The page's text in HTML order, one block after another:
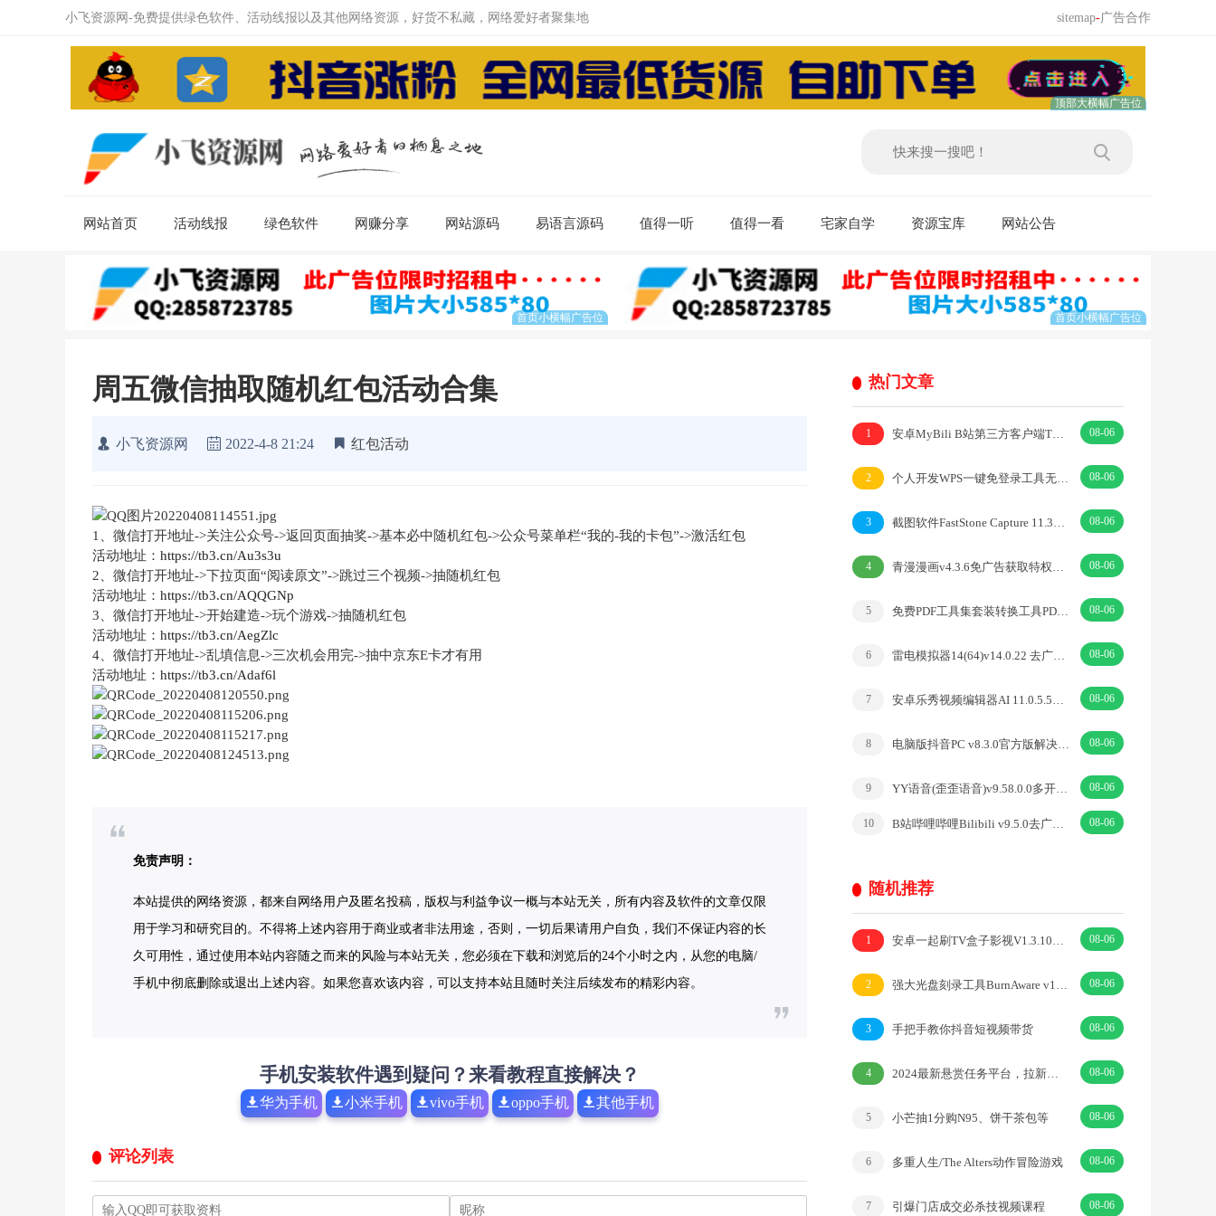
小飞资源网-免费提供绿色软件、活动线报以及其他网络资源，好货不私藏，网络爱好者聚集地 sitemap-广告合作
网站首页 活动线报 绿色软件 网赚分享 网站源码 易语言源码 值得一听 值得一看 宅家自学 资源宝库 网站公告
周五微信抽取随机红包活动合集
小飞资源网 2022-4-8 21:24 红包活动
1、微信打开地址->关注公众号->返回页面抽奖->基本必中随机红包->公众号菜单栏“我的-我的卡包”->激活红包
活动地址： https://tb3.cn/Au3s3u
2、微信打开地址->下拉页面“阅读原文”->跳过三个视频->抽随机红包
活动地址： https://tb3.cn/AQQGNp
3、微信打开地址->开始建造->玩个游戏->抽随机红包
活动地址： https://tb3.cn/AegZlc
4、微信打开地址->乱填信息->三次机会用完->抽中京东E卡才有用
活动地址： https://tb3.cn/Adaf6l
免责声明：
本站提供的网络资源，都来自网络用户及匿名投稿，版权与利益争议一概与本站无关，所有内容及软件的文章仅限
用于学习和研究目的。不得将上述内容用于商业或者非法用途，否则，一切后果请用户自负，我们不保证内容的长
久可用性，通过使用本站内容随之而来的风险与本站无关，您必须在下载和浏览后的24个小时之内，从您的电脑/
手机中彻底删除或退出上述内容。如果您喜欢该内容，可以支持本站且随时关注后续发布的精彩内容。
手机安装软件遇到疑问？来看教程直接解决？
华为手机 小米手机 vivo手机 oppo手机 其他手机
评论列表
热门文章
1 安卓MyBili B站第三方客户端TV版v1.6.9 08-06
2 个人开发WPS一键免登录工具无需登录账号 08-06
3 截图软件FastStone Capture 11.3中文绿色版 08-06
4 青漫漫画v4.3.6免广告获取特权重制修复版 08-06
5 免费PDF工具集套装转换工具PDFgear v2.1.18 08-06
6 雷电模拟器14(64)v14.0.22 去广告绿色纯净版 08-06
7 安卓乐秀视频编辑器AI 11.0.5.5去广告解锁VIP版 08-06
8 电脑版抖音PC v8.3.0官方版解决网页切换烦恼 08-06
9 YY语音(歪歪语音)v9.58.0.0多开去广告绿色版 08-06
10 B站哔哩哔哩Bilibili v9.5.0去广告内置漫游模块版 08-06
随机推荐
1 安卓一起刷TV盒子影视V1.3.10解锁会员高级版 08-06
2 强大光盘刻录工具BurnAware v18.7.0中文破解版 08-06
3 手把手教你抖音短视频带货 08-06
4 2024最新悬赏任务平台，拉新做任务高额奖励，蓝海项目 08-06
5 小芒抽1分购N95、饼干茶包等 08-06
6 多重人生/The Alters动作冒险游戏 08-06
7 引爆门店成交必杀技视频课程 08-06